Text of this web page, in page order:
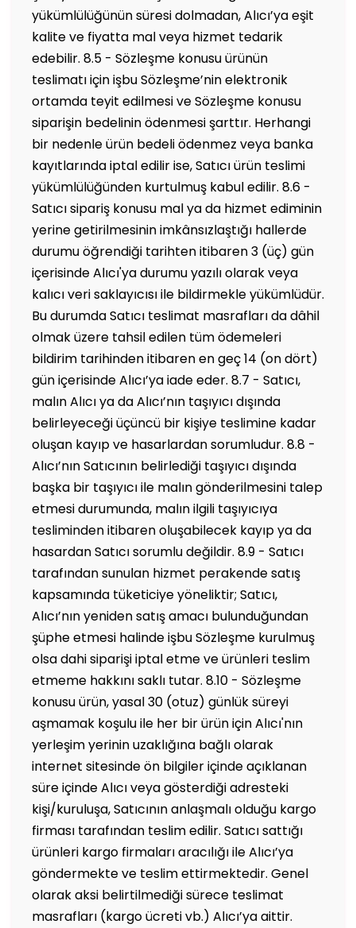
yükümlülüğünün süresi dolmadan, Alıcı’ya eşit
kalite ve fiyatta mal veya hizmet tedarik
edebilir. 8.5 - Sözleşme konusu ürünün
teslimatı için işbu Sözleşme’nin elektronik
ortamda teyit edilmesi ve Sözleşme konusu
siparişin bedelinin ödenmesi şarttır. Herhangi
bir nedenle ürün bedeli ödenmez veya banka
kayıtlarında iptal edilir ise, Satıcı ürün teslimi
yükümlülüğünden kurtulmuş kabul edilir. 8.6 -
Satıcı sipariş konusu mal ya da hizmet ediminin
yerine getirilmesinin imkânsızlaştığı hallerde
durumu öğrendiği tarihten itibaren 3 (üç) gün
içerisinde Alıcı'ya durumu yazılı olarak veya
kalıcı veri saklayıcısı ile bildirmekle yükümlüdür.
Bu durumda Satıcı teslimat masrafları da dâhil
olmak üzere tahsil edilen tüm ödemeleri
bildirim tarihinden itibaren en geç 14 (on dört)
gün içerisinde Alıcı’ya iade eder. 8.7 - Satıcı,
malın Alıcı ya da Alıcı’nın taşıyıcı dışında
belirleyeceği üçüncü bir kişiye teslimine kadar
oluşan kayıp ve hasarlardan sorumludur. 8.8 -
Alıcı’nın Satıcının belirlediği taşıyıcı dışında
başka bir taşıyıcı ile malın gönderilmesini talep
etmesi durumunda, malın ilgili taşıyıcıya
tesliminden itibaren oluşabilecek kayıp ya da
hasardan Satıcı sorumlu değildir. 8.9 - Satıcı
tarafından sunulan hizmet perakende satış
kapsamında tüketiciye yöneliktir; Satıcı,
Alıcı’nın yeniden satış amacı bulunduğundan
şüphe etmesi halinde işbu Sözleşme kurulmuş
olsa dahi siparişi iptal etme ve ürünleri teslim
etmeme hakkını saklı tutar. 8.10 - Sözleşme
konusu ürün, yasal 30 (otuz) günlük süreyi
aşmamak koşulu ile her bir ürün için Alıcı'nın
yerleşim yerinin uzaklığına bağlı olarak
internet sitesinde ön bilgiler içinde açıklanan
süre içinde Alıcı veya gösterdiği adresteki
kişi/kuruluşa, Satıcının anlaşmalı olduğu kargo
firması tarafından teslim edilir. Satıcı sattığı
ürünleri kargo firmaları aracılığı ile Alıcı’ya
göndermekte ve teslim ettirmektedir. Genel
olarak aksi belirtilmediği sürece teslimat
masrafları (kargo ücreti vb.) Alıcı’ya aittir.